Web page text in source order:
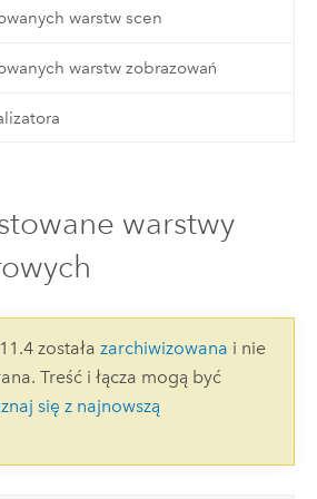
warstw scen
warstw zobrazowań
warstwy
została zarchiwizowana i nie
Treść i łącza mogą być
się z najnowszą